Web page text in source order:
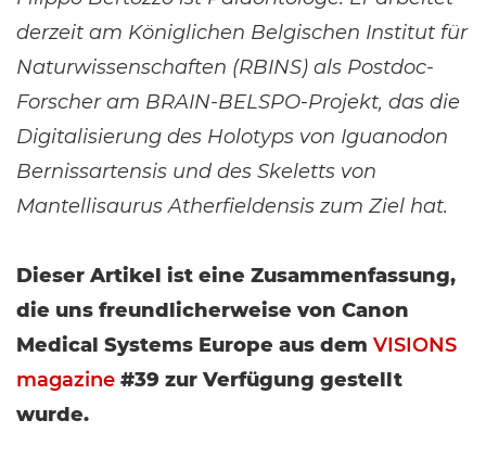
derzeit am Königlichen Belgischen Institut für
Naturwissenschaften (RBINS) als Postdoc-
Forscher am BRAIN-BELSPO-Projekt, das die
Digitalisierung des Holotyps von Iguanodon
Bernissartensis und des Skeletts von
Mantellisaurus Atherfieldensis zum Ziel hat.
Dieser Artikel ist eine Zusammenfassung,
die uns freundlicherweise von Canon
Medical Systems Europe aus dem VISIONS
magazine #39 zur Verfügung gestellt
wurde.